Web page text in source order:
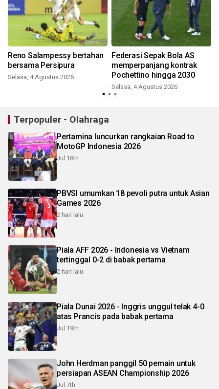
Reno Salampessy bertahan
bersama Persipura
Selasa, 4 Agustus 2026
Federasi Sepak Bola AS
memperpanjang kontrak
Pochettino hingga 2030
Selasa, 4 Agustus 2026
Terpopuler - Olahraga
Pertamina luncurkan rangkaian Road to
MotoGP Indonesia 2026
Jul 18th
PBVSI umumkan 18 pevoli putra untuk Asian
Games 2026
2 hari lalu
Piala AFF 2026 - Indonesia vs Vietnam
tertinggal 0-2 di babak pertama
2 hari lalu
Piala Dunai 2026 - Inggris unggul telak 4-0
atas Prancis pada babak pertama
Jul 19th
John Herdman panggil 50 pemain untuk
persiapan ASEAN Championship 2026
Jul 7th